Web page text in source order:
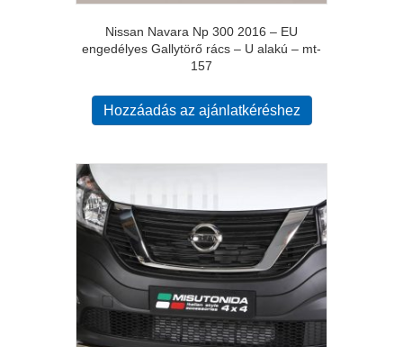
Nissan Navara Np 300 2016 – EU
engedélyes Gallytörő rács – U alakú – mt-
157
Hozzáadás az ajánlatkéréshez